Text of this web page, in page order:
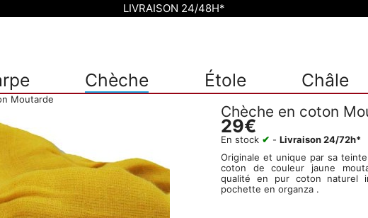
Chèche Étole Châle
Moutarde
Chèche en coton
29€
En stock ✔ - Livraison 24/72h*
Originale et unique par sa
coton de couleur jaune
qualité en pur coton naturel
pochette en organza .
LIVRAISON 24/48H*